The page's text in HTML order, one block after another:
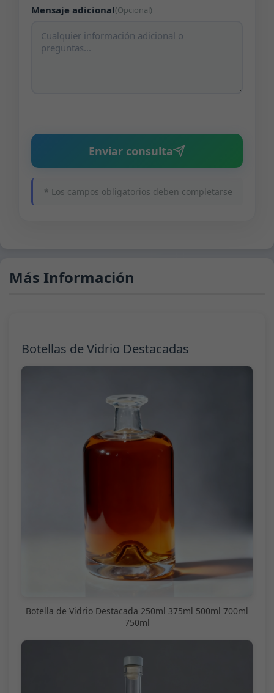
Mensaje adicional(Opcional)
Enviar consulta
* Los campos obligatorios deben completarse
Más Información
Botellas de Vidrio Destacadas
Botella de Vidrio Destacada 250ml 375ml 500ml 700ml
750ml